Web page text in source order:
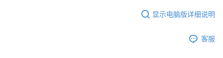
显示电脑版详细说明
客服